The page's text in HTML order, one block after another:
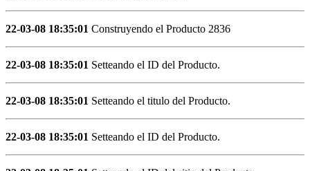
22-03-08 18:35:01 Construyendo el Producto 2836
22-03-08 18:35:01 Setteando el ID del Producto.
22-03-08 18:35:01 Setteando el titulo del Producto.
22-03-08 18:35:01 Setteando el ID del Producto.